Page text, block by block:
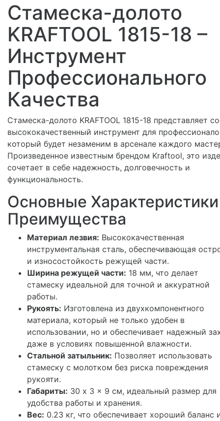
Стамеска-долото
KRAFTOOL 1815-18 –
Инструмент
Профессионального
Качества
Стамеска-долото KRAFTOOL 1815-18 представляет
высококачественный инструмент для
который будет незаменим в арсенале каждого
Произведенное известным брендом Kraftool, это
сочетает в себе надежность, долговечность и
функциональность.
Основные
Преимущества
Материал лезвия: Высококачественная
инструментальная сталь, обеспечивающая
и износостойкость режущей части.
Ширина режущей части: 18 мм, что делает
стамеску идеальной для точной и аккуратной
работы.
Рукоять: Изготовлена из двухкомпонентного
материала, который не только удобен в
использовании, но и обеспечивает надежный
даже в условиях повышенной влажности.
Стальной затыльник: Позволяет использовать
стамеску с молотком без риска повреждения
рукояти.
Габариты: 30 x 3 x 9 см, идеальный размер для
удобства работы и хранения.
Вес: 0.23 кг, что обеспечивает хороший баланс